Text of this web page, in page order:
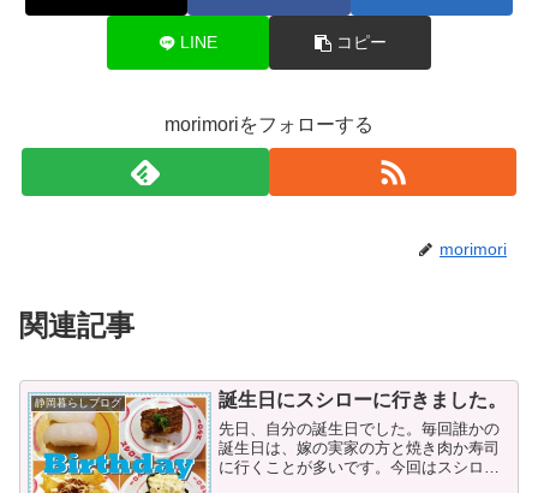
LINE コピー
morimoriをフォローする
morimori
関連記事
静岡暮らしブログ 誕生日にスシローに行きました。
先日、自分の誕生日でした。毎回誰かの
誕生日は、嫁の実家の方と焼き肉か寿司
に行くことが多いです。今回はスシロー